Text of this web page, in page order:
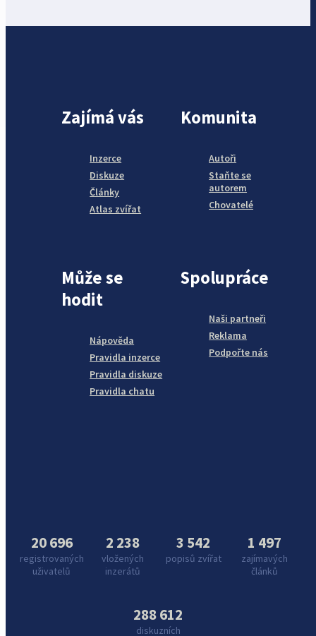
Zajímá vás
Inzerce
Diskuze
Články
Atlas zvířat
Komunita
Autoři
Staňte se
autorem
Chovatelé
Může se
hodit
Nápověda
Pravidla inzerce
Pravidla diskuze
Pravidla chatu
Spolupráce
Naši partneři
Reklama
Podpořte nás
20 696
registrovaných
uživatelů
2 238
vložených
inzerátů
3 542
popisů zvířat
1 497
zajímavých
článků
288 612
diskuzních